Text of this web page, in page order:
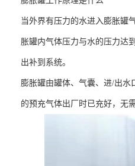
当外界有压力的水进入膨胀罐
胀罐内气体压力与水的压力达
出补到系统。
膨胀罐由罐体、气囊、进/出水
的预充气体出厂时已充好，无